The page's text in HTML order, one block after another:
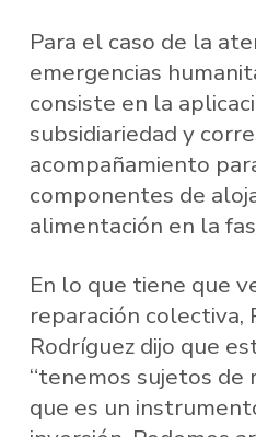
Para el caso de la
emergencias
consiste en la
subsidiariedad y
acompañamiento
componentes de
alimentación en la
En lo que tiene que
reparación
Rodríguez dijo que
“tenemos sujetos de
que es un